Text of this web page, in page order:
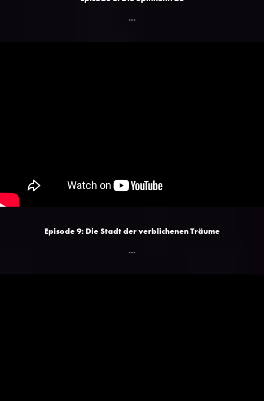
...
Episode 9: Die Stadt der verblichenen Träume
...